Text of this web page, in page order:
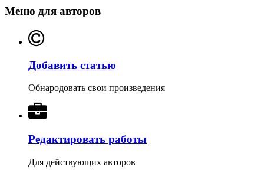
Меню для авторов
Добавить статью
Обнародовать свои произведения
Редактировать работы
Для действующих авторов